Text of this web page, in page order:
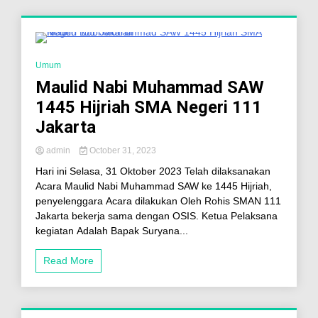
Umum
Maulid Nabi Muhammad SAW
1445 Hijriah SMA Negeri 111
Jakarta
admin October 31, 2023
Hari ini Selasa, 31 Oktober 2023 Telah dilaksanakan
Acara Maulid Nabi Muhammad SAW ke 1445 Hijriah,
penyelenggara Acara dilakukan Oleh Rohis SMAN 111
Jakarta bekerja sama dengan OSIS. Ketua Pelaksana
kegiatan Adalah Bapak Suryana...
Read More